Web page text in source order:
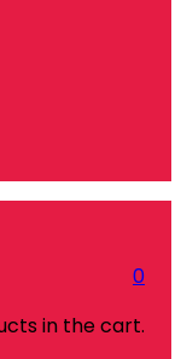
0
in the cart.